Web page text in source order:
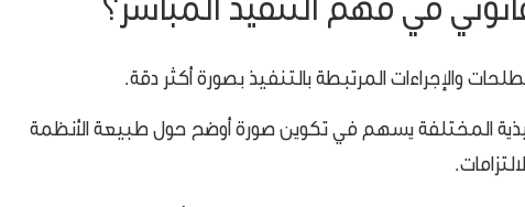
في فهم التنفيذ المباشر؟
والإجراءات المرتبطة بالتنفيذ بصورة أكثر دقة.
المختلفة يسهم في تكوين صورة أوضح حول طبيعة الأنظمة